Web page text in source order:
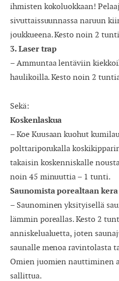
ihmisten kokoluokkaan!
sivuttaissuunnassa naruun
joukkueena. Kesto noin 2
3. Laser trap
– Ammuntaa lentäviin
haulikoilla. Kesto noin 2
Sekä:
Koskenlaskua
– Koe Kuusaan kuohut
polttariporukalla
takaisin koskenniskalle
noin 45 minuuttia – 1 tunti.
Saunomista porealtaan kera
– Saunominen yksityisellä
lämmin poreallas. Kesto 2
anniskelualuetta, joten
saunalle menoa ravintolasta
Omien juomien nauttiminen
sallittua.